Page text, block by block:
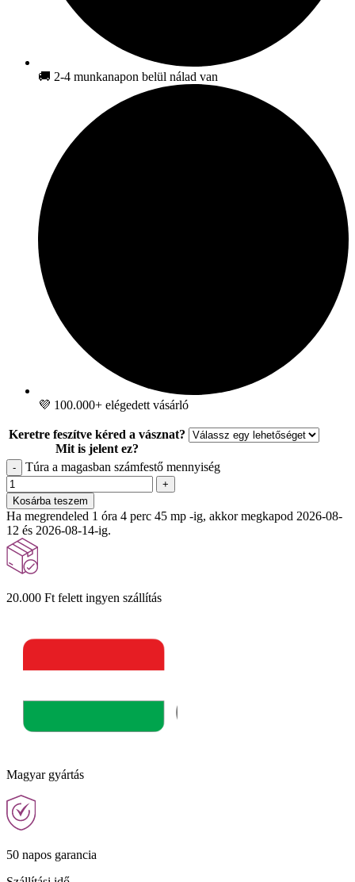
🚚 2-4 munkanapon belül nálad van
💜 100.000+ elégedett vásárló
Keretre feszítve kéred a vásznat?
Mit is jelent ez?
- Túra a magasban számfestő mennyiség
+
Kosárba teszem
Ha megrendeled 1 óra 4 perc 44 mp -ig, akkor megkapod 2026-08-
12 és 2026-08-14-ig.
20.000 Ft felett ingyen szállítás
Magyar gyártás
50 napos garancia